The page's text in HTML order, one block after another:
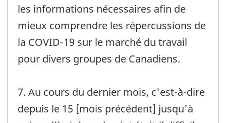
les informations nécessaires afin de
mieux comprendre les répercussions de
la COVID-19 sur le marché du travail
pour divers groupes de Canadiens.
7. Au cours du dernier mois, c'est-à-dire
depuis le 15 [mois précédent] jusqu'à